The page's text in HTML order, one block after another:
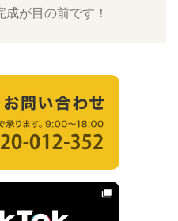
が目の前です！